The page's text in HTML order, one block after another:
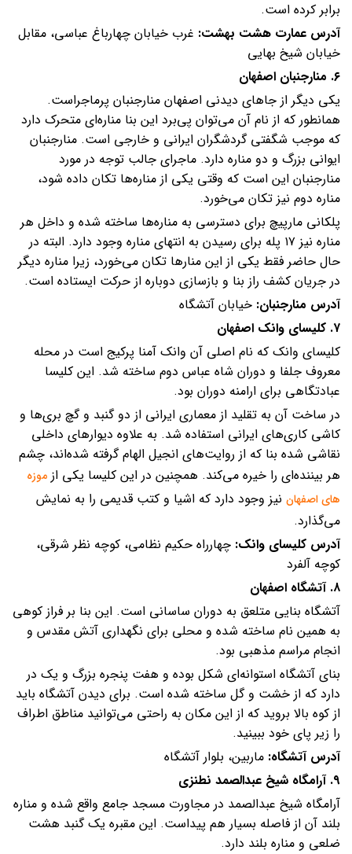
برابر کرده است.
آدرس عمارت هشت بهشت: غرب خیابان چهارباغ عباسی، مقابل
خیابان شیخ بهایی
۶. منارجنبان اصفهان
یکی دیگر از جاهای دیدنی اصفهان منارجنبان پرماجراست.
همانطور که از نام آن می‌توان پی‌برد این بنا مناره‌ای متحرک دارد
که موجب شگفتی گردشگران ایرانی و خارجی است. منارجنبان
ایوانی بزرگ و دو مناره دارد. ماجرای جالب توجه در مورد
منارجنبان این است که وقتی یکی از مناره‌ها تکان داده شود،
مناره دوم نیز تکان می‌خورد.
پلکانی مارپیچ برای دسترسی به مناره‌ها ساخته شده و داخل هر
مناره نیز ۱۷ پله برای رسیدن به انتهای مناره وجود دارد. البته در
حال حاضر فقط یکی از این منارها تکان می‌خورد، زیرا مناره دیگر
در جریان کشف راز بنا و بازسازی دوباره از حرکت ایستاده است.
آدرس منارجنبان: خیابان آتشگاه
۷. کلیسای وانک اصفهان
کلیسای وانک که نام اصلی آن وانک آمنا پرکیج است در محله
معروف جلفا و دوران شاه عباس دوم ساخته شد. این کلیسا
عبادتگاهی برای ارامنه دوران بود.
در ساخت آن به تقلید از معماری ایرانی از دو گنبد و گچ بری‌ها و
کاشی کاری‌های ایرانی استفاده شد. به علاوه دیوارهای داخلی
نقاشی شده بنا که از روایت‌های انجیل الهام گرفته شده‌اند، چشم
هر بیننده‌ای را خیره می‌کند. همچنین در این کلیسا یکی از موزه‌
های اصفهان نیز وجود دارد که اشیا و کتب قدیمی را به نمایش
می‌گذارد.
آدرس کلیسای وانک:‌ چهارراه حکیم نظامی، کوچه نظر شرقی،
کوچه آلفرد
۸. آتشگاه اصفهان
آتشگاه بنایی متلعق به دوران ساسانی است. این بنا بر فراز کوهی
به همین نام ساخته شده و محلی برای نگهداری آتش مقدس و
انجام مراسم مذهبی بود.
بنای آتشگاه استوانه‌ای شکل بوده و هفت پنجره بزرگ و یک در
دارد که از خشت و گل ساخته شده است. برای دیدن آتشگاه باید
از کوه بالا بروید که از این مکان به راحتی می‌توانید مناطق اطراف
را زیر پای خود ببینید.
آدرس آتشگاه:‌ ماربین، بلوار آتشگاه
۹. آرامگاه شیخ عبدالصمد نطنزی
آرامگاه شیخ عبدالصمد در مجاورت مسجد جامع واقع شده و مناره
بلند آن از فاصله بسیار هم پیداست. این مقبره یک گنبد هشت
ضلعی و مناره بلند دارد.